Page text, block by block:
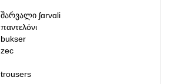
შარვალი ʃɑrvɑli
παντελόνι
bukser
zec
trousers